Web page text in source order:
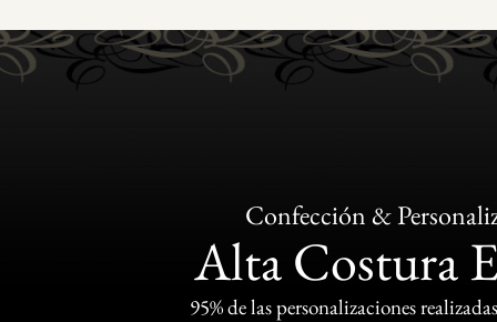
Confección &
Alta Costura
95% de las personalizaciones